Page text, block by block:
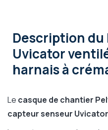
Description du
Uvicator
harnais à
Le casque de chantier
capteur senseur Uvicator